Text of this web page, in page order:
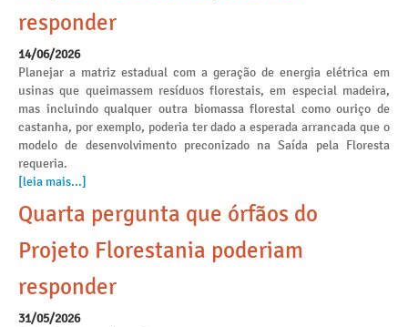
responder
14/06/2026
Planejar a matriz estadual com a geração de energia elétrica em
usinas que queimassem resíduos florestais, em especial madeira,
mas incluindo qualquer outra biomassa florestal como ouriço de
castanha, por exemplo, poderia ter dado a esperada arrancada que o
modelo de desenvolvimento preconizado na Saída pela Floresta
requeria.
[leia mais...]
Quarta pergunta que órfãos do
Projeto Florestania poderiam
responder
31/05/2026